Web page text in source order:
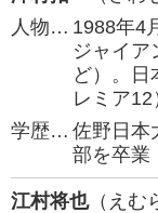
人物… 1988年4
ジャイア
ど）。
レミア12
学歴… 佐野日本
部を卒業
江村将也（えむ